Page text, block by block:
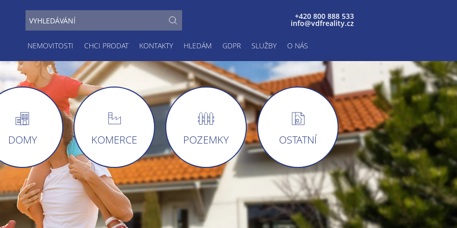
NEMOVITOSTI CHCI PRODAT KONTAKTY HLEDÁM GDPR SLUŽBY O NÁS
+420 800 888 533
info@vdfreality.cz
DOMY KOMERCE POZEMKY OSTATNÍ